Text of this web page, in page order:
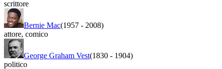
scrittore
Bernie Mac(1957 - 2008)
attore, comico
George Graham Vest(1830 - 1904)
politico